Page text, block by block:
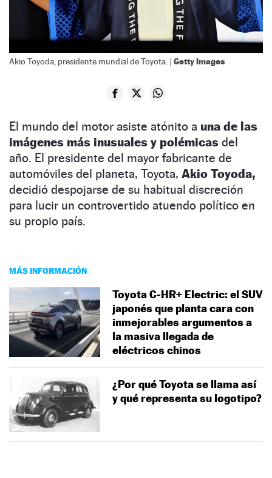
Akio Toyoda, presidente mundial de Toyota. | Getty Images
El mundo del motor asiste atónito a una de las
imágenes más inusuales y polémicas del
año. El presidente del mayor fabricante de
automóviles del planeta, Toyota, Akio Toyoda,
decidió despojarse de su habitual discreción
para lucir un controvertido atuendo político en
su propio país.
MÁS INFORMACIÓN
Toyota C-HR+ Electric: el SUV
japonés que planta cara con
inmejorables argumentos a
la masiva llegada de
eléctricos chinos
¿Por qué Toyota se llama así
y qué representa su logotipo?